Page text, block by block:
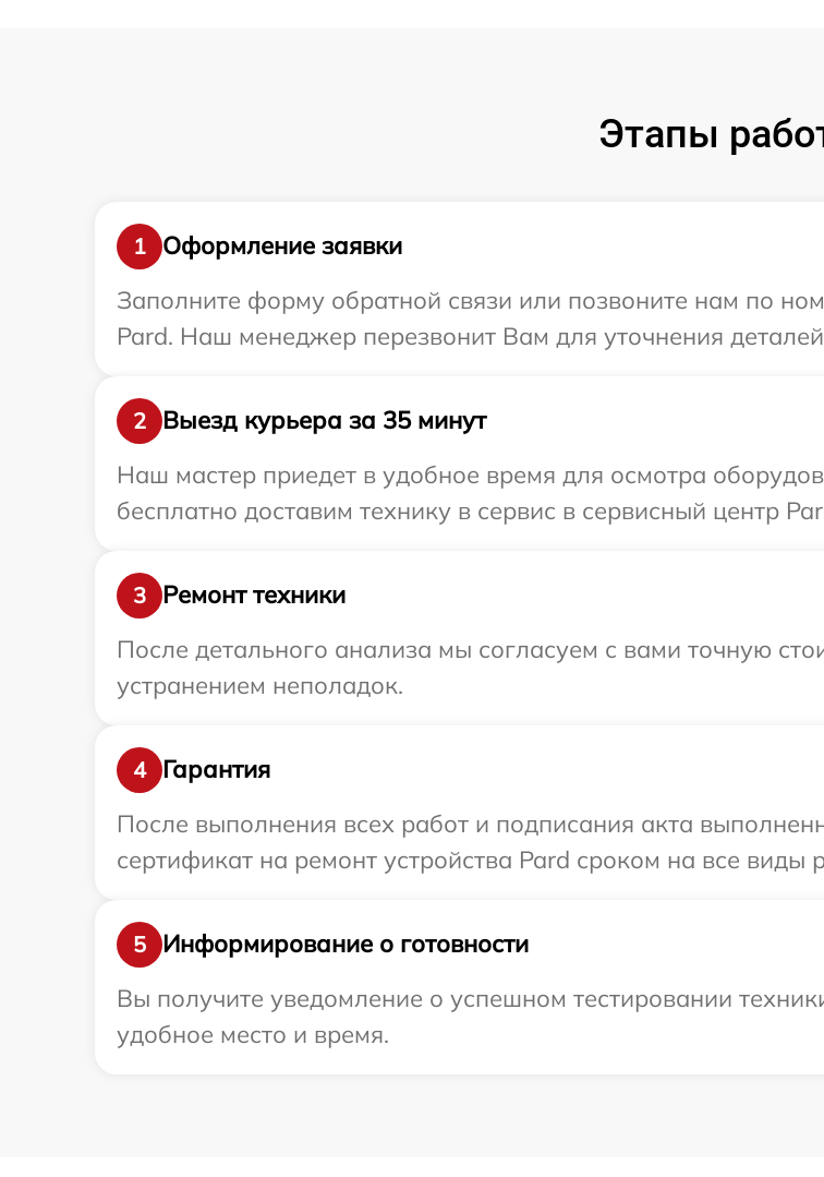
Этапы
1
Оформление заявки
Заполните форму обратной связи или позвоните нам по
Pard. Наш менеджер перезвонит Вам для уточнения
2
Выезд курьера за 35 минут
Наш мастер приедет в удобное время для осмотра
бесплатно доставим технику в сервис в сервисный центр
3
Ремонт техники
После детального анализа мы согласуем с вами точную
устранением неполадок.
4
Гарантия
После выполнения всех работ и подписания акта
сертификат на ремонт устройства Pard сроком на все виды
5
Информирование о готовности
Вы получите уведомление о успешном тестировании
удобное место и время.